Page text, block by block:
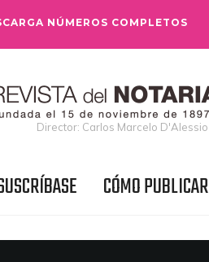
NÚMEROS COMPLETOS
Director: Carlos Marcelo D'Alessio
CÓMO PUBLICAR